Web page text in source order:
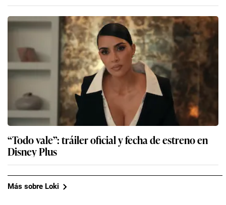
“Todo vale”: tráiler oficial y fecha de estreno en
Disney Plus
Más sobre Loki